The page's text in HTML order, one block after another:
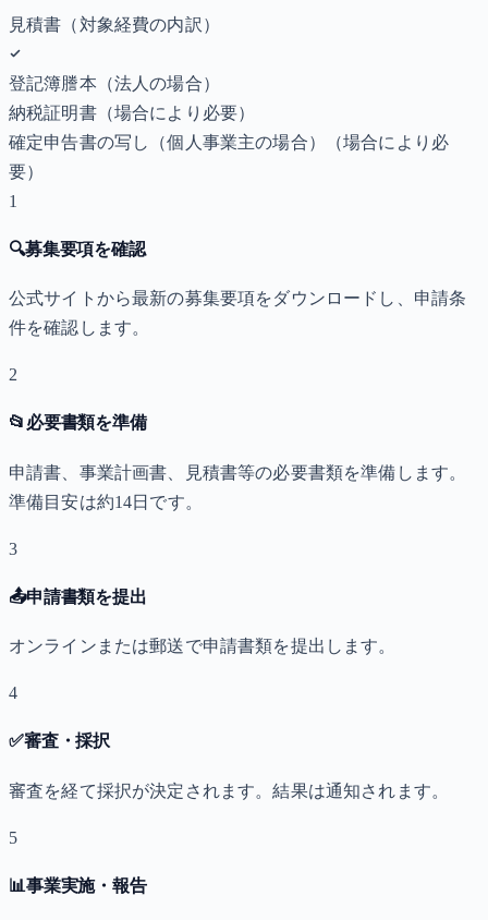
見積書（対象経費の内訳）
登記簿謄本（法人の場合）
納税証明書（場合により必要）
確定申告書の写し（個人事業主の場合）
（場合により必
要）
1
🔍募集要項を確認
公式サイトから最新の募集要項をダウンロードし、申請条
件を確認します。
2
📂 必要書類を準備
申請書、事業計画書、見積書等の必要書類を準備します。
準備目安は約14日です。
3
📤申請書類を提出
オンラインまたは郵送で申請書類を提出します。
4
✅審査・採択
審査を経て採択が決定されます。結果は通知されます。
5
📊事業実施・報告